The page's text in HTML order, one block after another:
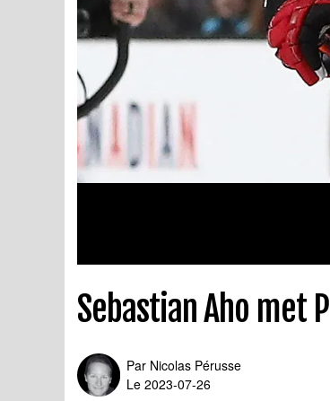
Sebastian Aho met
Par Nicolas Pérusse
Le 2023-07-26